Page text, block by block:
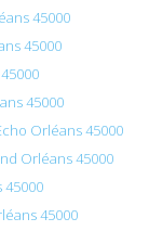
45000
45000
45000
Orléans 45000
Orléans 45000
45000